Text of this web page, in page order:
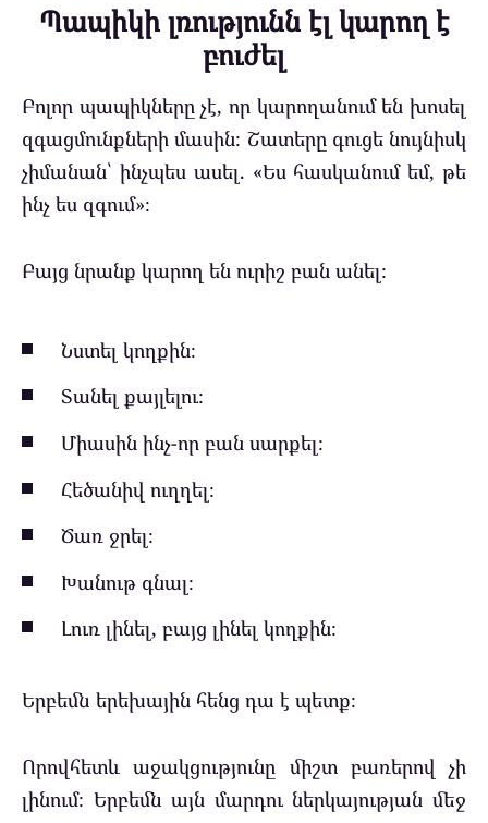
Պապիկի լռությունն էլ կարող է
բուժել
Բոլոր պապիկները չէ, որ կարողանում են խոսել
զգացմունքների մասին։ Շատերը գուցե նույնիսկ
չիմանան՝ ինչպես ասել. «Ես հասկանում եմ, թե
ինչ ես զգում»։
Բայց նրանք կարող են ուրիշ բան անել։
Նստել կողքին։
Տանել քայլելու։
Միասին ինչ-որ բան սարքել։
Հեծանիվ ուղղել։
Ծառ ջրել։
Խանութ գնալ։
Լուռ լինել, բայց լինել կողքին։
Երբեմն երեխային հենց դա է պետք։
Որովհետև աջակցությունը միշտ բառերով չի
լինում։ Երբեմն այն մարդու ներկայության մեջ